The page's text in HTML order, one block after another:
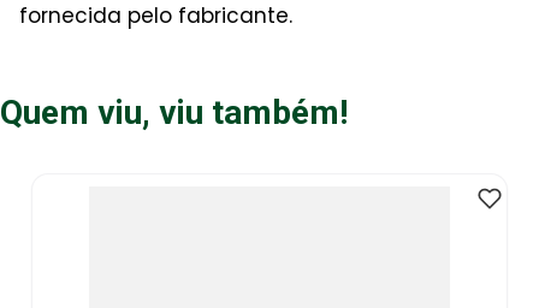
fornecida pelo fabricante.
Quem viu, viu também!